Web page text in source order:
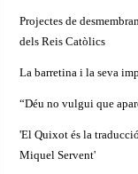
Projectes de
dels Reis Catòlics
La barretina i la seva
“Déu no vulgui que
'El Quixot és la
Miquel Servent'